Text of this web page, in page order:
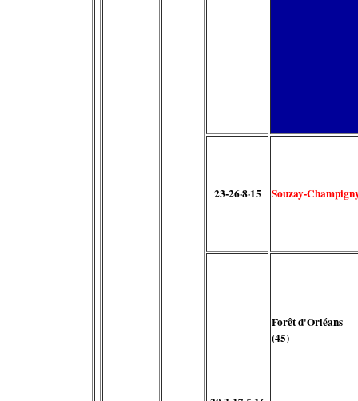
23-26·8·15 Souzay-
Forêt d'Orléans
(45)